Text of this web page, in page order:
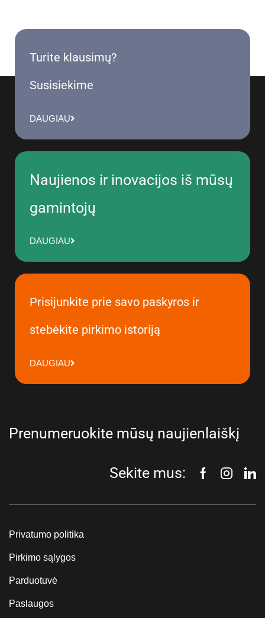
Turite klausimų?
Susisiekime
DAUGIAU
Naujienos ir inovacijos iš mūsų
gamintojų
DAUGIAU
Prisijunkite prie savo paskyros ir
stebėkite pirkimo istoriją
DAUGIAU
Prenumeruokite mūsų naujienlaiškį
Sekite mus:
Privatumo politika
Pirkimo sąlygos
Parduotuvė
Paslaugos